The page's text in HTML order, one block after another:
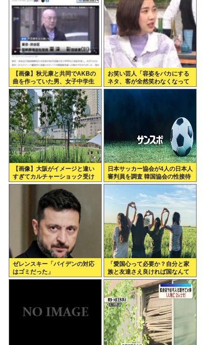
重くて草
【画像】秋元康と共同でAKBの
曲を作っていた男、女子中学生
達と撮影した1700点のAVをネ
ットで販売していたwww
お笑い芸人「容姿をバカにする
ネタ、客が全然笑わなくなって
きた」
【画像】大阪がイメージと違い
すぎてカルチャーショック受け
てる
日本サッカー協会が4人の日本人
審判員を調査 韓国協会の性接待
疑惑で
ゼレンスキー「バイデンの対応
はゴミだった」
「愛国心って必要か？自分と家
族と友達さえ良ければ国なんて
どうでもいいじゃん。近所のコ
ンビニの方がまだ大切だわ」7万
いいね